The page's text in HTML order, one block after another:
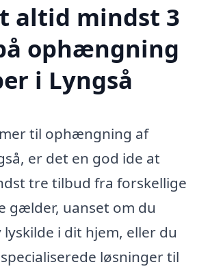
altid mindst 3
ophængning
i Lyngså
til ophængning af
er det en god ide at
tre tilbud fra forskellige
gælder, uanset om du
i dit hjem, eller du
løsninger til